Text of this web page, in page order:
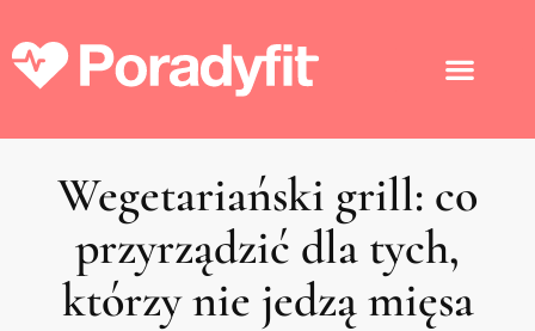
Wegetariański grill: co
przyrządzić dla tych,
którzy nie jedzą mięsa